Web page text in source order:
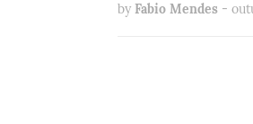
by Fabio Mendes -